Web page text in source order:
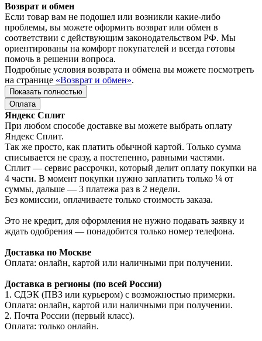
Возврат и обмен
Если товар вам не подошел или возникли какие-либо
проблемы, вы можете оформить возврат или обмен в
соответствии с действующим законодательством РФ. Мы
ориентированы на комфорт покупателей и всегда готовы
помочь в решении вопроса.
Подробные условия возврата и обмена вы можете посмотреть
на странице «Возврат и обмен».
Показать полностью
Оплата
Яндекс Сплит
При любом способе доставке вы можете выбрать оплату
Яндекс Сплит.
Так же просто, как платить обычной картой. Только сумма
списывается не сразу, а постепенно, равными частями.
Сплит — сервис рассрочки, который делит оплату покупки на
4 части. В момент покупки нужно заплатить только ¼ от
суммы, дальше — 3 платежа раз в 2 недели.
Без комиссии, оплачиваете только стоимость заказа.
Это не кредит, для оформления не нужно подавать заявку и
ждать одобрения — понадобится только номер телефона.
Доставка по Москве
Оплата: онлайн, картой или наличными при получении.
Доставка в регионы (по всей России)
1. СДЭК (ПВЗ или курьером) с возможностью примерки.
Оплата: онлайн, картой или наличными при получении.
2. Почта России (первый класс).
Оплата: только онлайн.